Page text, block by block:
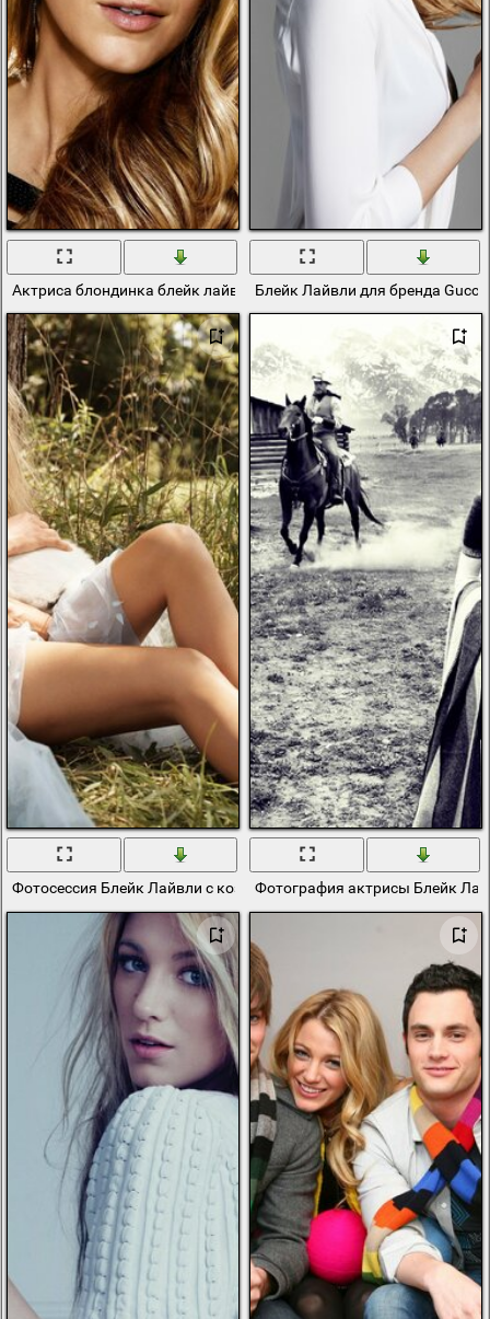
Актриса блондинка блейк лайвли крупным планом
Блейк Лайвли для бренда
Фотосессия Блейк Лайвли с козойФотография актрисы Блейк